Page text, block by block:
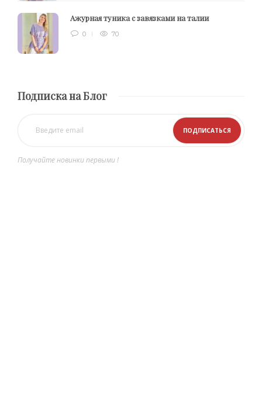
Ажурная туника с завязками на талии
0 70
Подписка на Блог
Получайте новинки первыми !